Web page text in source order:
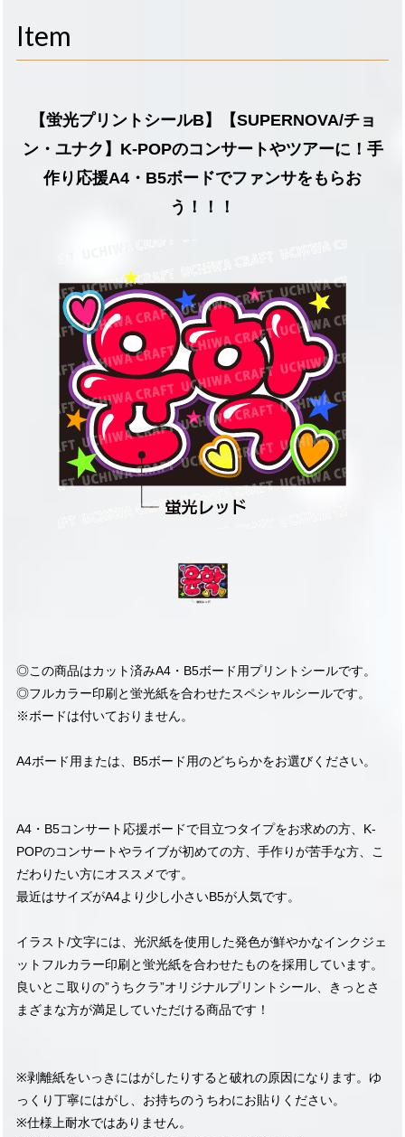
Item
【蛍光プリントシールB】【SUPERNOVA/チョ
ン・ユナク】K-POPのコンサートやツアーに！手
作り応援A4・B5ボードでファンサをもらお
う！！！
◎この商品はカット済みA4・B5ボード用プリントシールです。
◎フルカラー印刷と蛍光紙を合わせたスペシャルシールです。
※ボードは付いておりません。
A4ボード用または、B5ボード用のどちらかをお選びください。
A4・B5コンサート応援ボードで目立つタイプをお求めの方、K-
POPのコンサートやライブが初めての方、手作りが苦手な方、こ
だわりたい方にオススメです。
最近はサイズがA4より少し小さいB5が人気です。
イラスト/文字には、光沢紙を使用した発色が鮮やかなインクジェ
ットフルカラー印刷と蛍光紙を合わせたものを採用しています。
良いとこ取りの”うちクラ”オリジナルプリントシール、きっとさ
まざまな方が満足していただける商品です！
※剥離紙をいっきにはがしたりすると破れの原因になります。ゆ
っくり丁寧にはがし、お持ちのうちわにお貼りください。
※仕様上耐水ではありません。